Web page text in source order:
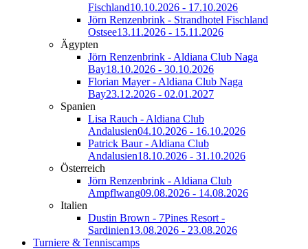
Fischland10.10.2026 - 17.10.2026
Jörn Renzenbrink - Strandhotel Fischland
Ostsee13.11.2026 - 15.11.2026
Ägypten
Jörn Renzenbrink - Aldiana Club Naga
Bay18.10.2026 - 30.10.2026
Florian Mayer - Aldiana Club Naga
Bay23.12.2026 - 02.01.2027
Spanien
Lisa Rauch - Aldiana Club
Andalusien04.10.2026 - 16.10.2026
Patrick Baur - Aldiana Club
Andalusien18.10.2026 - 31.10.2026
Österreich
Jörn Renzenbrink - Aldiana Club
Ampflwang09.08.2026 - 14.08.2026
Italien
Dustin Brown - 7Pines Resort -
Sardinien13.08.2026 - 23.08.2026
Turniere & Tenniscamps